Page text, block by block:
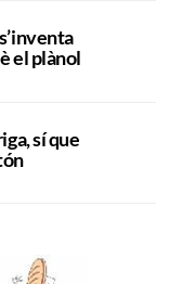
el plànol
sí que